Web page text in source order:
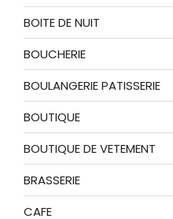
BOITE DE NUIT
BOUCHERIE
BOULANGERIE PATISSERIE
BOUTIQUE
BOUTIQUE DE VETEMENT
BRASSERIE
CAFE